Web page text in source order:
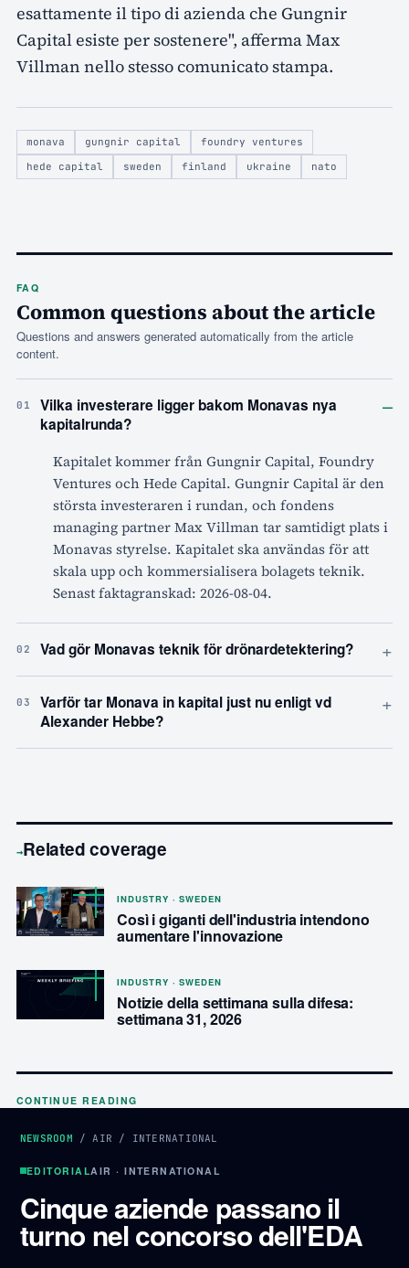
esattamente il tipo di azienda che Gungnir
Capital esiste per sostenere", afferma Max
Villman nello stesso comunicato stampa.
monava gungnir capital
foundry ventures
hede capital
sweden finland ukraine nato
FAQ
Common questions about the article
Questions and answers generated automatically from the article
content.
01
Vilka investerare ligger bakom Monavas nya
kapitalrunda?
–
Kapitalet kommer från Gungnir Capital, Foundry
Ventures och Hede Capital. Gungnir Capital är den
största investeraren i rundan, och fondens
managing partner Max Villman tar samtidigt plats i
Monavas styrelse. Kapitalet ska användas för att
skala upp och kommersialisera bolagets teknik.
Senast faktagranskad: 2026-08-04.
02 Vad gör Monavas teknik för drönardetektering? +
03
Varför tar Monava in kapital just nu enligt vd
Alexander Hebbe?
+
→Related coverage
INDUSTRY · SWEDEN
Così i giganti dell'industria intendono
aumentare l'innovazione
INDUSTRY · SWEDEN
Notizie della settimana sulla difesa:
settimana 31, 2026
CONTINUE READING
NEWSROOM /AIR / INTERNATIONAL
EDITORIALAIR · INTERNATIONAL
Cinque aziende passano il
turno nel concorso dell'EDA